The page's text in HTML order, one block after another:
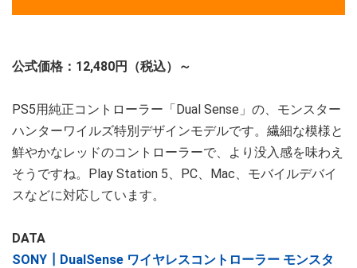
公式価格：12,480円（税込）～
PS5用純正コントローラー「Dual Sense」の、モンスター
ハンターワイルズ特別デザインモデルです。繊細な模様と
鮮やかなレッドのコントローラーで、より没入感を味わえ
そうですね。Play Station 5、PC、Mac、モバイルデバイ
スなどに対応しています。
DATA
SONY┃DualSense ワイヤレスコントローラー モンスタ